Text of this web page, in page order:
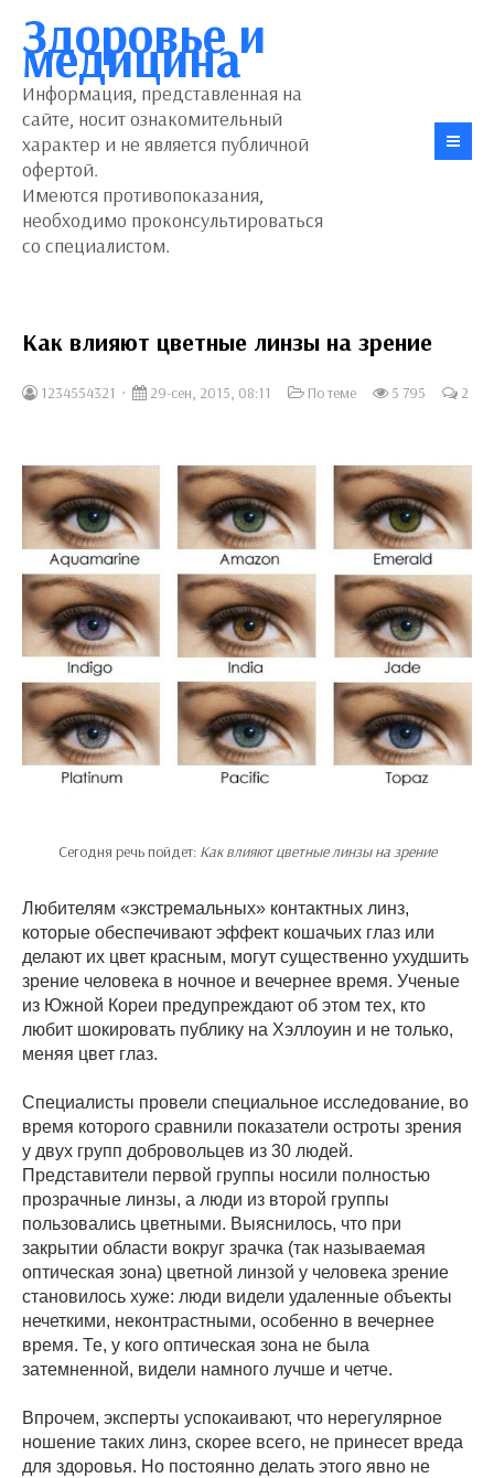
Здоровье и
медицина
Информация, представленная на
сайте, носит ознакомительный
характер и не является публичной
офертой.
Имеются противопоказания,
необходимо проконсультироваться
со специалистом.
Как влияют цветные линзы на зрение
1234554321 29-сен, 2015, 08:11 По теме 5 795 2
Сегодня речь пойдет: Как влияют цветные линзы на зрение
Любителям «экстремальных» контактных линз,
которые обеспечивают эффект кошачьих глаз или
делают их цвет красным, могут существенно ухудшить
зрение человека в ночное и вечернее время. Ученые
из Южной Кореи предупреждают об этом тех, кто
любит шокировать публику на Хэллоуин и не только,
меняя цвет глаз.
Специалисты провели специальное исследование, во
время которого сравнили показатели остроты зрения
у двух групп добровольцев из 30 людей.
Представители первой группы носили полностью
прозрачные линзы, а люди из второй группы
пользовались цветными. Выяснилось, что при
закрытии области вокруг зрачка (так называемая
оптическая зона) цветной линзой у человека зрение
становилось хуже: люди видели удаленные объекты
нечеткими, неконтрастными, особенно в вечернее
время. Те, у кого оптическая зона не была
затемненной, видели намного лучше и четче.
Впрочем, эксперты успокаивают, что нерегулярное
ношение таких линз, скорее всего, не принесет вреда
для здоровья. Но постоянно делать этого явно не